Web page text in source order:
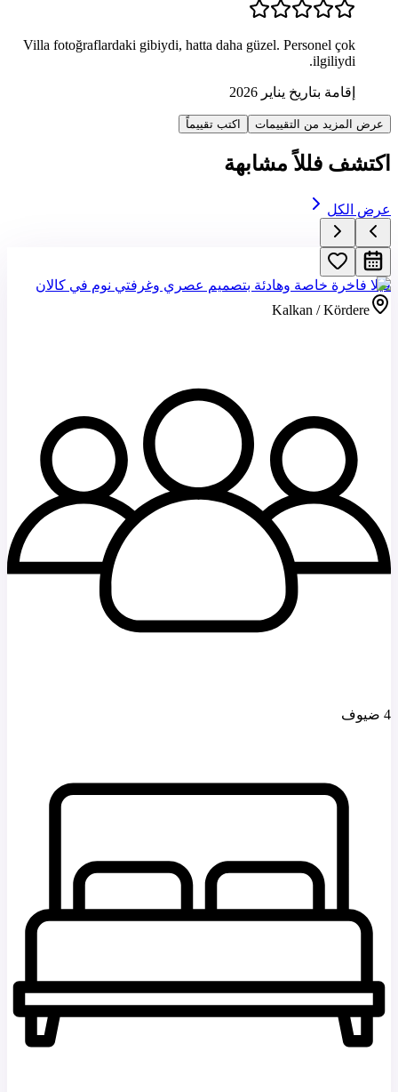
Villa fotoğraflardaki gibiydi, hatta daha güzel. Personel çok
ilgiliydi.
إقامة بتاريخ يناير 2026
عرض المزيد من التقييمات اكتب تقييماً
اكتشف فللاً مشابهة
عرض الكل
فيلا فاخرة خاصة وهادئة بتصميم عصري وغرفتي نوم في كالان
Kalkan / Kördere
4 ضيوف